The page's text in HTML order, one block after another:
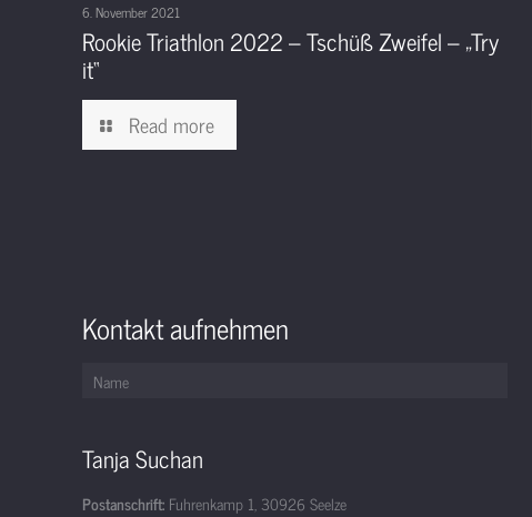
6. November 2021
Rookie Triathlon 2022 – Tschüß Zweifel – „Try
it“
Read more
Kontakt aufnehmen
Tanja Suchan
Postanschrift: Fuhrenkamp 1, 30926 Seelze